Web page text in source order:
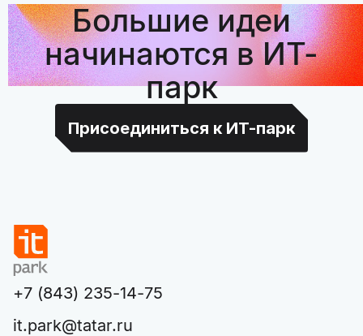
Большие идеи
начинаются в ИТ-
парк
Присоединиться к ИТ-парк
+7 (843) 235-14-75
it.park@tatar.ru